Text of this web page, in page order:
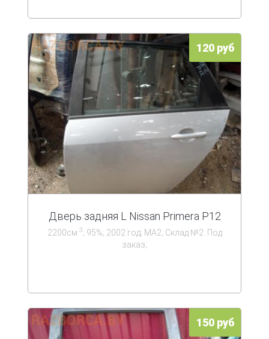
120 руб
Дверь задняя L Nissan Primera P12
2200см 3; 95%; 2002 год; МА2; Склад №2. Под
заказ;
150 руб